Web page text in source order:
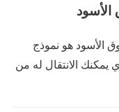
الأسود هو نموذج
يمكنك الانتقال له من